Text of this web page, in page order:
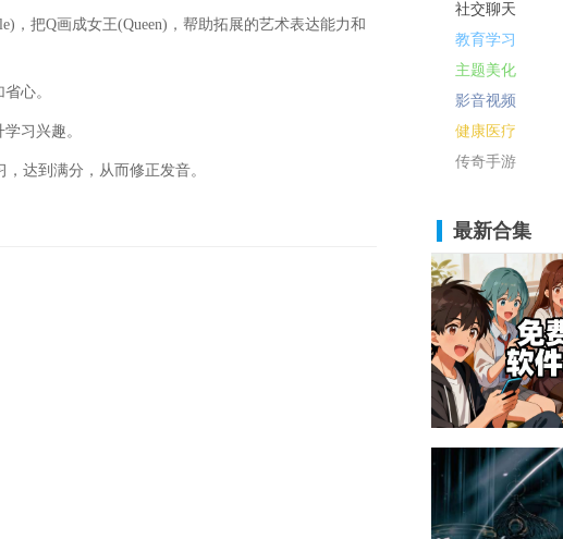
把Q画成女王(Queen)，帮助拓展的艺术表达能力和
心。
习兴趣。
达到满分，从而修正发音。
社交聊天
教育学习
主题美化
影音视频
健康医疗
传奇手游
最新合集